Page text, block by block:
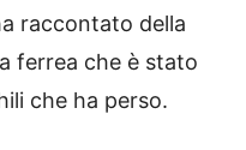
raccontato della
ferrea che è stato
che ha perso.